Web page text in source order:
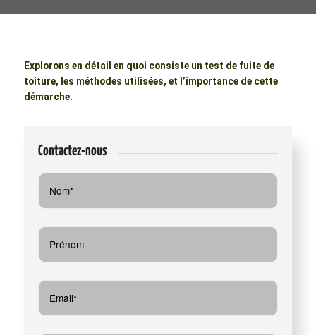
Explorons en détail en quoi consiste un test de fuite de
toiture, les méthodes utilisées, et l’importance de cette
démarche.
Contactez-nous